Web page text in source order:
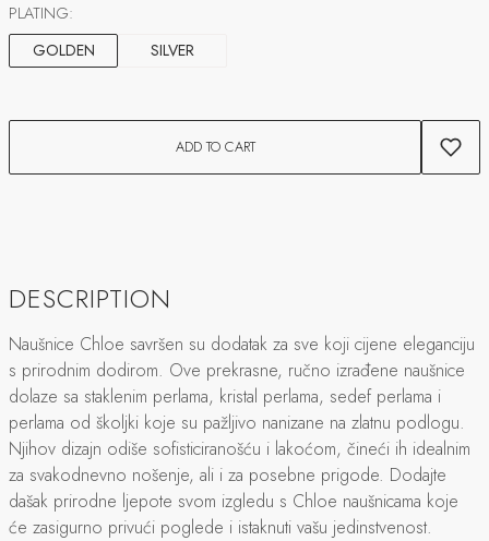
PLATING:
GOLDEN
SILVER
ADD TO CART
DESCRIPTION
Naušnice Chloe savršen su dodatak za sve koji cijene eleganciju
s prirodnim dodirom. Ove prekrasne, ručno izrađene naušnice
dolaze sa staklenim perlama, kristal perlama, sedef perlama i
perlama od školjki koje su pažljivo nanizane na zlatnu podlogu.
Njihov dizajn odiše sofisticiranošću i lakoćom, čineći ih idealnim
za svakodnevno nošenje, ali i za posebne prigode. Dodajte
dašak prirodne ljepote svom izgledu s Chloe naušnicama koje
će zasigurno privući poglede i istaknuti vašu jedinstvenost.